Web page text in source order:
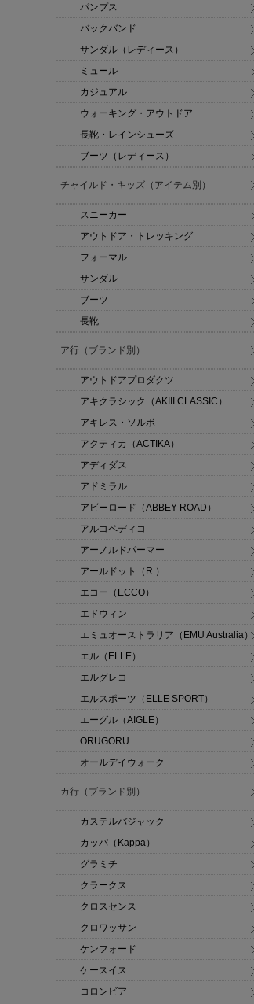
パンプス
バックバンド
サンダル（レディース）
ミュール
カジュアル
ウォーキング・アウトドア
長靴・レインシューズ
ブーツ（レディース）
チャイルド・キッズ（アイテム別）
スニーカー
アウトドア・トレッキング
フォーマル
サンダル
ブーツ
長靴
ア行（ブランド別）
アウトドアプロダクツ
アキクラシック（AKIII CLASSIC）
アキレス・ソルボ
アクティカ（ACTIKA）
アディダス
アドミラル
アビーロード（ABBEY ROAD）
アルコペディコ
アーノルドパーマー
アールドット（R.）
エコー（ECCO）
エドウィン
エミュオーストラリア（EMU Australia）
エル（ELLE）
エルグレコ
エルスポーツ（ELLE SPORT）
エーグル（AIGLE）
ORUGORU
オールデイウォーク
カ行（ブランド別）
カステルバジャック
カッパ（Kappa）
グラミチ
クラークス
クロスセンス
クロワッサン
ケンフォード
ケースイス
コロンビア